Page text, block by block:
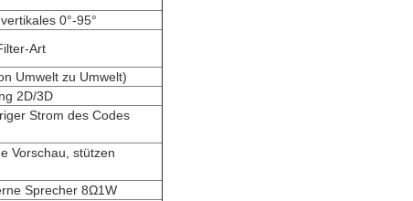
0°-95°
Art
Umwelt zu Umwelt)
2D/3D
Strom des Codes
Vorschau, stützen
Sprecher 8Ω1W